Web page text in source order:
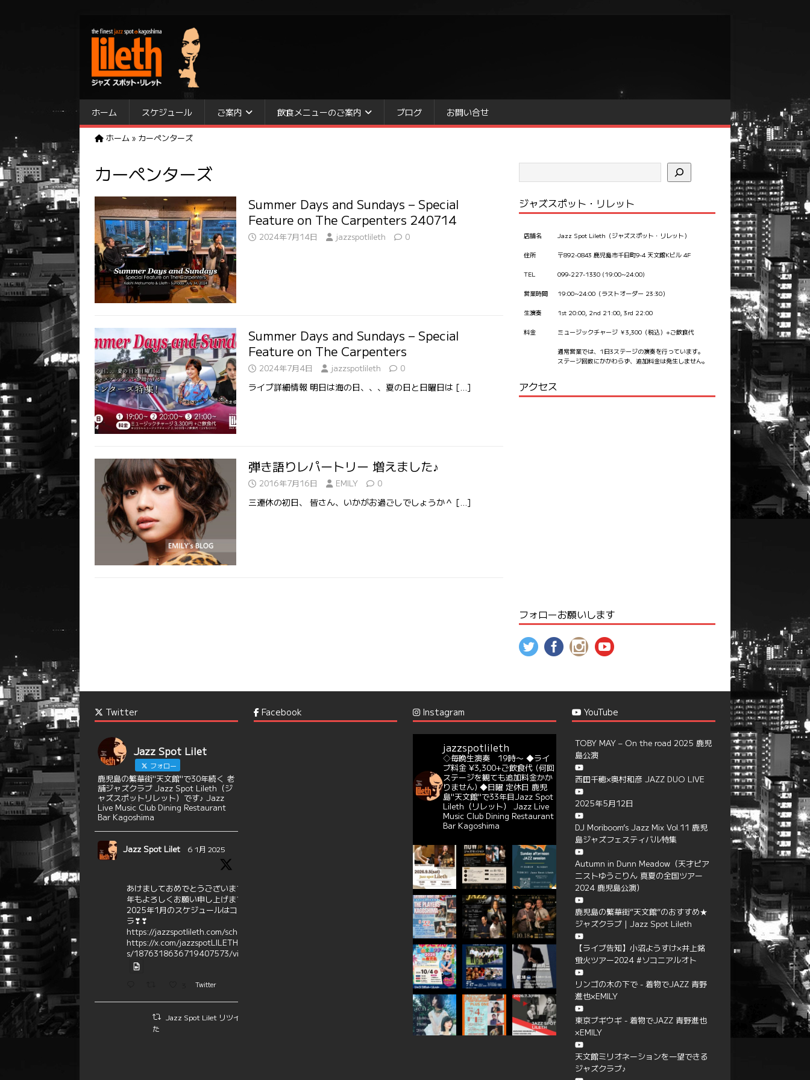
ホーム スケジュール ご案内 飲食メニューのご案内 ブログ お問い合せ
ホーム » カーペンターズ
カーペンターズ
Summer Days and Sundays – Special
Feature on The Carpenters 240714
2024年7月14日 jazzspotlileth 0
Summer Days and Sundays – Special
Feature on The Carpenters
2024年7月4日 jazzspotlileth 0
ライブ詳細情報 明日は海の日、、、夏の日と日曜日は […]
弾き語りレパートリー 増えました♪
2016年7月16日 EMILY 0
三連休の初日、 皆さん、いかがお過ごしでしょうか＾ […]
ジャズスポット・リレット
店舗名 Jazz Spot Lileth（ジャズスポット・リレット）
住所 〒892-0843 鹿児島市千日町9-4 天文館Kビル 4F
TEL 099-227-1330 (19:00~24:00)
営業時間 19:00~24:00（ラストオーダー 23:30）
生演奏 1st 20:00, 2nd 21:00, 3rd 22:00
料金 ミュージックチャージ ￥3,300（税込）+ご飲食代
通常営業では、1日3ステージの演奏を行っています。
ステージ回数にかかわらず、追加料金は発生しません。
アクセス
フォローお願いします
Twitter
Jazz Spot Lilet
フォロー
鹿児島の繁華街"天文館"で30年続く 老
舗ジャズクラブ Jazz Spot Lileth（ジ
ャズスポットリレット）です♪ Jazz
Live Music Club Dining Restaurant
Bar Kagoshima
Jazz Spot Lilet 6 1月 2025
あけましておめでとうございます
年もよろしくお願い申し上げます
2025年1月のスケジュールはコチ
ラ❣❣
https://jazzspotlileth.com/schedule
https://x.com/jazzspotLILETH/statu
s/1876318636719407573/video/1
Twitter
Jazz Spot Lilet リツイートされまし
た
Facebook Instagram
jazzspotlileth
◇毎晩生演奏 19時〜 ◆ライ
ブ料金 ¥3,300+ご飲食代(何回
ステージを観ても追加料金かか
りません) ◆日曜 定休日 鹿児
島"天文館"で33年目Jazz Spot
Lileth（リレット）
Jazz Live
Music Club Dining Restaurant
Bar Kagoshima
YouTube
TOBY MAY – On the road 2025 鹿児
島公演
西田千穂×奥村和彦 JAZZ DUO LIVE
2025年5月12日
DJ Moriboom’s Jazz Mix Vol.11 鹿児
島ジャズフェスティバル特集
Autumn in Dunn Meadow（天才ピア
ニストゆうこりん 真夏の全国ツアー
2024 鹿児島公演）
鹿児島の繁華街”天文館”のおすすめ★
ジャズクラブ | Jazz Spot Lileth
【ライブ告知】小沼ようすけ×井上銘
蛍火ツアー2024 #ソコニアルオト
リンゴの木の下で - 着物でJAZZ 青野
進也×EMILY
東京ブギウギ - 着物でJAZZ 青野進也
×EMILY
天文館ミリオネーションを一望できる
ジャズクラブ♪